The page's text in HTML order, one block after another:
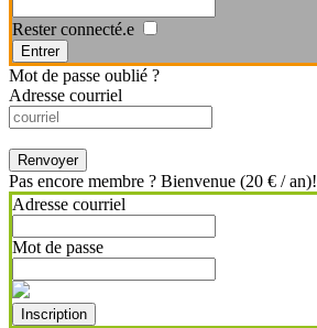
Rester connecté.e
Entrer
Mot de passe oublié ?
Adresse courriel
Renvoyer
Pas encore membre ? Bienvenue (20 € / an)!
Adresse courriel
Mot de passe
Inscription